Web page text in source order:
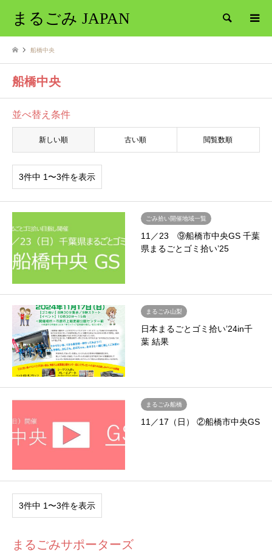
まるごみ JAPAN 検索
船橋中央
船橋中央
並べ替え条件
新しい順 古い順 閲覧数順
3件中 1〜3件を表示
ごみ拾い開催地域一覧
11／23 ⑨船橋市中央GS 千葉
県まるごとゴミ拾い’25
まるごみ山梨
日本まるごとゴミ拾い’24in千
葉 結果
まるごみ船橋
11／17（日） ②船橋市中央GS
3件中 1〜3件を表示
まるごみサポーターズ